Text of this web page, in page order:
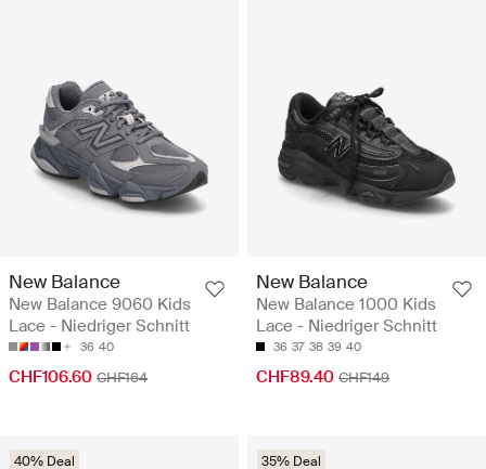
New Balance
New Balance 9060 Kids
Lace - Niedriger Schnitt
36 40
CHF106.60 CHF164
New Balance
New Balance 1000 Kids
Lace - Niedriger Schnitt
36 37 38 39 40
CHF89.40 CHF149
40% Deal 35% Deal